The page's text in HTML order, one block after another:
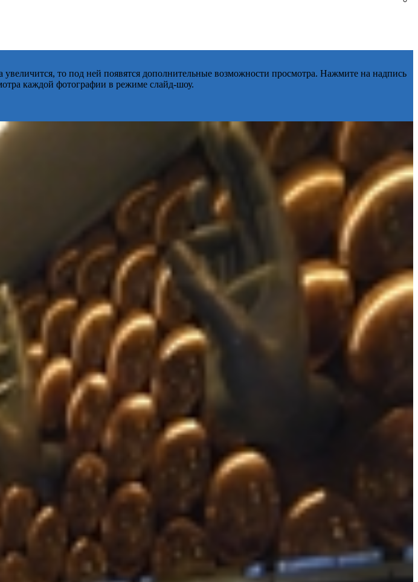
то под ней появятся дополнительные возможности просмотра. Нажмите на надпись
каждой фотографии в режиме слайд-шоу.